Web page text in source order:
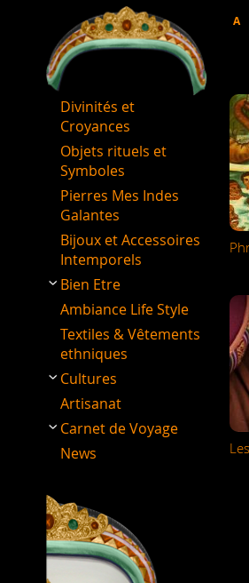
A
Divinités et
Croyances
Objets rituels et
Symboles
Pierres Mes Indes
Galantes
Bijoux et Accessoires
Intemporels
Bien Etre
Ambiance Life Style
Textiles & Vêtements
ethniques
Cultures
Artisanat
Carnet de Voyage
News